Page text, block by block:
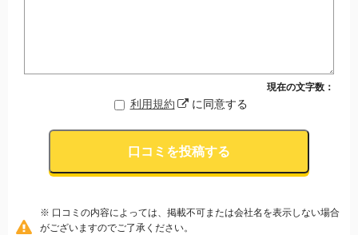
現在の文字数：
利用規約 に同意する
口コミを投稿する
※ 口コミの内容によっては、掲載不可または会社名を表示しない場合
がございますのでご了承ください。